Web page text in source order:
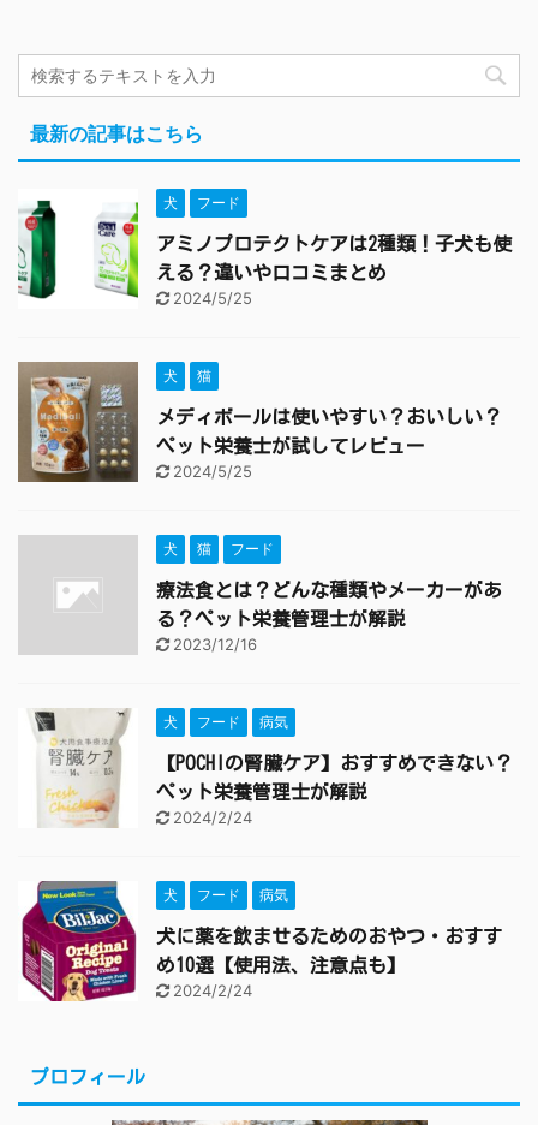
最新の記事はこちら
犬 フード
アミノプロテクトケアは2種類！子犬も使
える？違いや口コミまとめ
2024/5/25
犬 猫
メディボールは使いやすい？おいしい？
ペット栄養士が試してレビュー
2024/5/25
犬 猫 フード
療法食とは？どんな種類やメーカーがあ
る？ペット栄養管理士が解説
2023/12/16
犬 フード 病気
【POCHIの腎臓ケア】おすすめできない？
ペット栄養管理士が解説
2024/2/24
犬 フード 病気
犬に薬を飲ませるためのおやつ・おすす
め10選【使用法、注意点も】
2024/2/24
プロフィール